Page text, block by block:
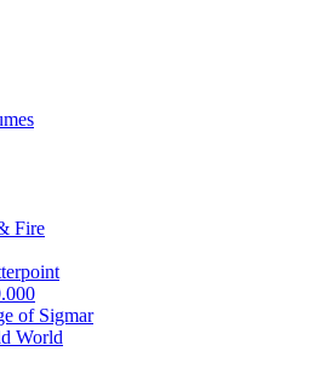
Fire
of Sigmar
World